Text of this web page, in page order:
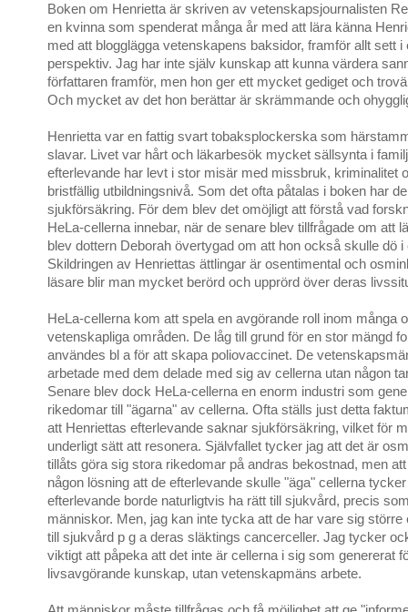
Boken om Henrietta är skriven av vetenskapsjournalisten
en kvinna som spenderat många år med att lära känna
med att blogglägga vetenskapens baksidor, framför allt sett i
perspektiv. Jag har inte själv kunskap att kunna värdera
författaren framför, men hon ger ett mycket gediget och
Och mycket av det hon berättar är skrämmande och
Henrietta var en fattig svart tobaksplockerska som
slavar. Livet var hårt och läkarbesök mycket sällsynta i
efterlevande har levt i stor misär med missbruk, kriminalitet
bristfällig utbildningsnivå. Som det ofta påtalas i boken har
sjukförsäkring. För dem blev det omöjligt att förstå vad
HeLa-cellerna innebar, när de senare blev tillfrågade om att
blev dottern Deborah övertygad om att hon också skulle dö i
Skildringen av Henriettas ättlingar är osentimental och
läsare blir man mycket berörd och upprörd över deras
HeLa-cellerna kom att spela en avgörande roll inom många
vetenskapliga områden. De låg till grund för en stor mängd
användes bl a för att skapa poliovaccinet. De
arbetade med dem delade med sig av cellerna utan någon
Senare blev dock HeLa-cellerna en enorm industri som
rikedomar till "ägarna" av cellerna. Ofta ställs just detta
att Henriettas efterlevande saknar sjukförsäkring, vilket för
underligt sätt att resonera. Självfallet tycker jag att det är
tillåts göra sig stora rikedomar på andras bekostnad, men
någon lösning att de efterlevande skulle "äga" cellerna
efterlevande borde naturligtvis ha rätt till sjukvård, precis
människor. Men, jag kan inte tycka att de har vare sig större
till sjukvård p g a deras släktings cancerceller. Jag tycker
viktigt att påpeka att det inte är cellerna i sig som genererat
livsavgörande kunskap, utan vetenskapmäns arbete.